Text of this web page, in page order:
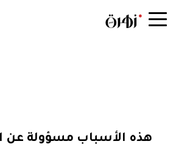
هذه الأسباب مسؤولة عن